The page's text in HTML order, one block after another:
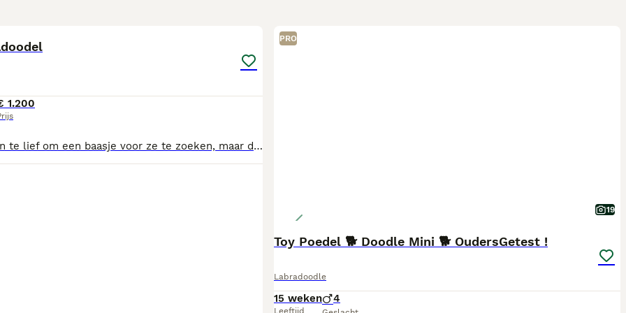
1.200
Ze zijn te leuk en te lief om een baasje voor ze te zoeken, maar de tijd is rijp om hun wereld te verbreden. Ben jij er klaar voor om de komende 10 jaar voor z’n schatje te zorgen dan nodigen we je uit om te kijken welke pup er het beste bij je past.
PRO
19
Toy Poedel 🐕 Doodle Mini 🐕 OudersGetest !
Labradoodle
15 weken
Leeftijd
4